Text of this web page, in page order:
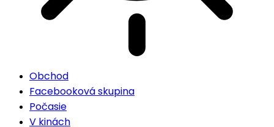
Obchod
Facebooková skupina
Počasie
V kinách